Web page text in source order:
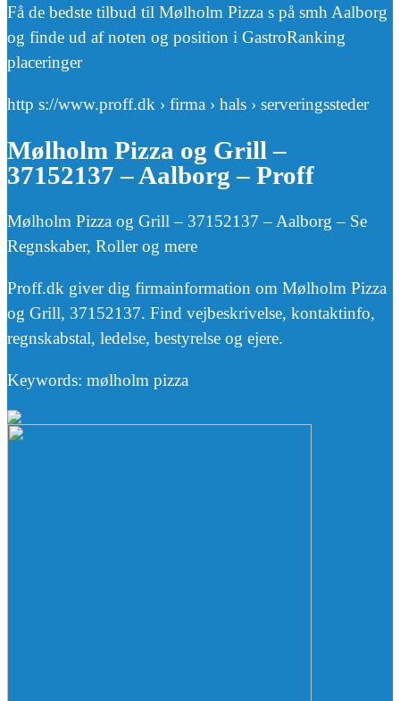
Få de bedste tilbud til Mølholm Pizza s på smh Aalborg
og finde ud af noten og position i GastroRanking
placeringer
http s://www.proff.dk › firma › hals › serveringssteder
Mølholm Pizza og Grill –
37152137 – Aalborg – Proff
Mølholm Pizza og Grill – 37152137 – Aalborg – Se
Regnskaber, Roller og mere
Proff.dk giver dig firmainformation om Mølholm Pizza
og Grill, 37152137. Find vejbeskrivelse, kontaktinfo,
regnskabstal, ledelse, bestyrelse og ejere.
Keywords: mølholm pizza